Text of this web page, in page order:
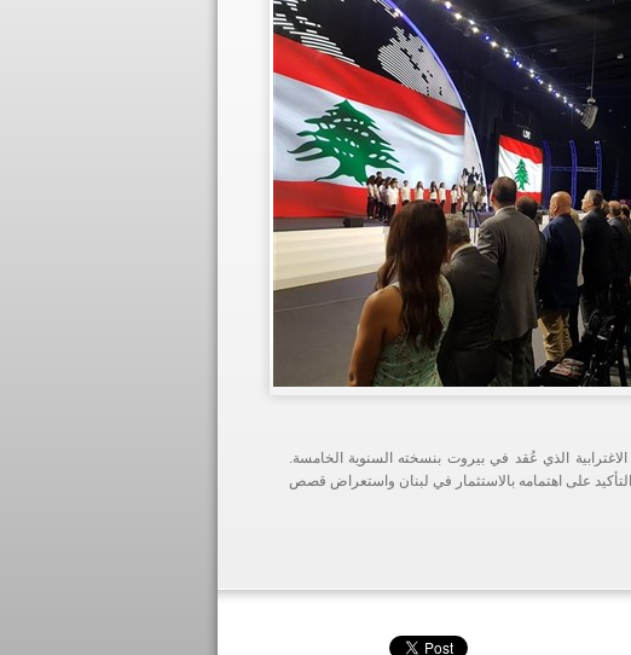
الذي عُقد في بيروت بنسخته السنوية الخامسة.
على اهتمامه بالاستثمار في لبنان واستعراض قصص